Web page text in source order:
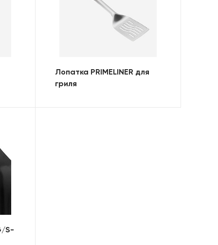
Лопатка PRIMELINER для
гриля
S-